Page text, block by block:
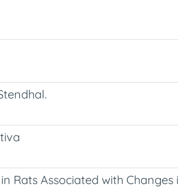
Rats Associated with Changes